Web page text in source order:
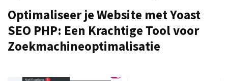
Optimaliseer je Website met Yoast
SEO PHP: Een Krachtige Tool voor
Zoekmachineoptimalisatie